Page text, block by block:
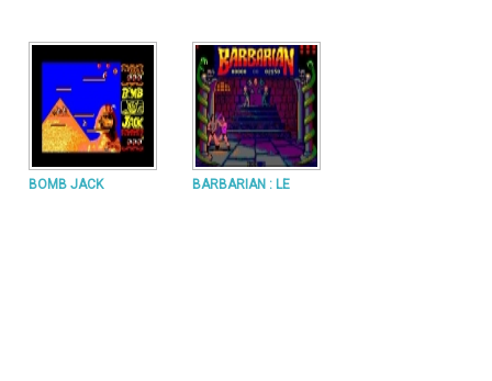
BOMB JACK BARBARIAN : LE